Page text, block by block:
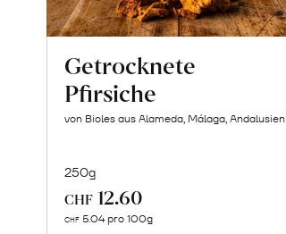
Getrocknete
Pfirsiche
von Bioles aus Alameda, Málaga, Andalusien
250g
CHF 12.60
CHF 5.04 pro 100g